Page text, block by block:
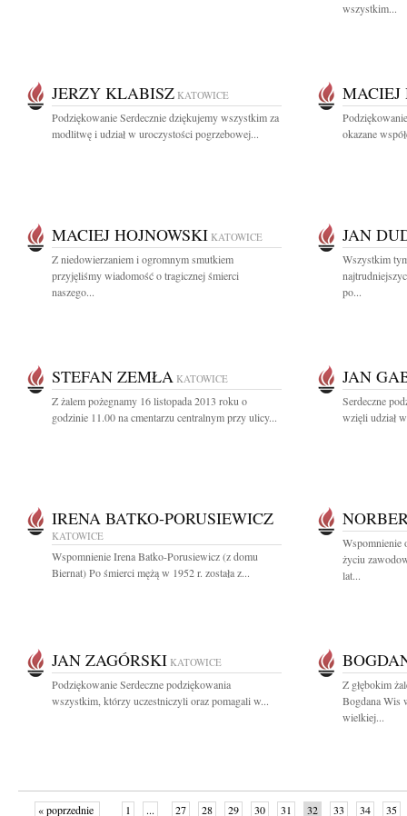
wszystkim...
JERZY KLABISZ KATOWICE
Podziękowanie Serdecznie dziękujemy wszystkim za
modlitwę i udział w uroczystości pogrzebowej...
MACIEJ
okazane
MACIEJ HOJNOWSKI KATOWICE
Z niedowierzaniem i ogromnym smutkiem
przyjęliśmy wiadomość o tragicznej śmierci
naszego...
JAN
Wszystkim
po...
STEFAN ZEMŁA KATOWICE
Z żalem pożegnamy 16 listopada 2013 roku o
godzinie 11.00 na cmentarzu centralnym przy ulicy...
JAN
Serdeczne
wzięli udział
IRENA BATKO-PORUSIEWICZ
KATOWICE
Wspomnienie Irena Batko-Porusiewicz (z domu
Biernat) Po śmierci mężą w 1952 r. została z...
Wspomnienie
życiu
lat...
JAN ZAGÓRSKI KATOWICE
Podziękowanie Serdeczne podziękowania
wszystkim, którzy uczestniczyli oraz pomagali w...
Z głębokim
Bogdana Wis
wielkiej...
« poprzednie 1 ... 27 28 29 30 31 32 33 34 35